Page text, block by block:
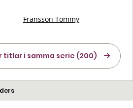
Fransson Tommy
titlar i samma serie (200)